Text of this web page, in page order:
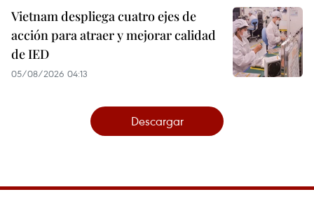
Vietnam despliega cuatro ejes de
acción para atraer y mejorar calidad
de IED
05/08/2026 04:13
Descargar